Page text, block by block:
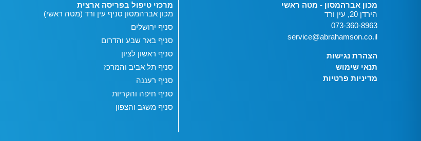
מכון אברהמסון - מטה ראשי
הירדן 20, עין ורד
073-360-8963
service@abrahamson.co.il
הצהרת נגישות
תנאי שימוש
מדיניות פרטיות
מרכזי טיפול בפריסה ארצית
מכון אברהמסון סניף עין ורד (מטה ראשי)
סניף ירושלים
סניף באר שבע והדרום
סניף ראשון לציון
סניף תל אביב והמרכז
סניף רעננה
סניף חיפה והקריות
סניף משגב והצפון